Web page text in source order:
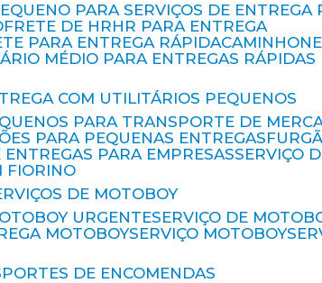
PARA SERVIÇOS DE ENTREGA
FRETE DE HR
HR PARA ENTREGA
PARA ENTREGA RÁPIDA
MÉDIO PARA ENTREGAS RÁPIDAS
COM UTILITÁRIOS PEQUENOS
PARA TRANSPORTE DE
PARA PEQUENAS ENTREGAS
ENTREGAS PARA EMPRESAS
SERVIÇO
FIORINO
DE MOTOBOY
URGENTE
SERVIÇO DE
MOTOBOY SERVIÇO MOTOBOY
DE ENCOMENDAS